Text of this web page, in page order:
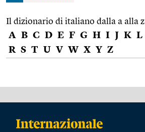
Il dizionario di italiano dalla a alla z
A B C D E F G H I J K L
R S T U V W X Y Z